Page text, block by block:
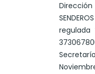
Dirección
regulada